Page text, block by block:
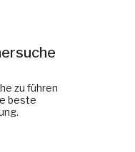
zu führen
beste